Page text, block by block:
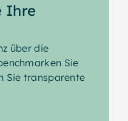
Unternehmen
und
unter
und
Ihre
über die
Sie
Sie transparente